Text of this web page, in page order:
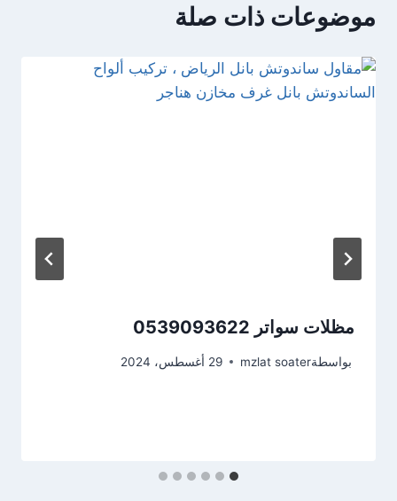
موضوعات ذات صلة
مظلات سواتر 0539093622
بواسطةmzlat soater 29 أغسطس، 2024